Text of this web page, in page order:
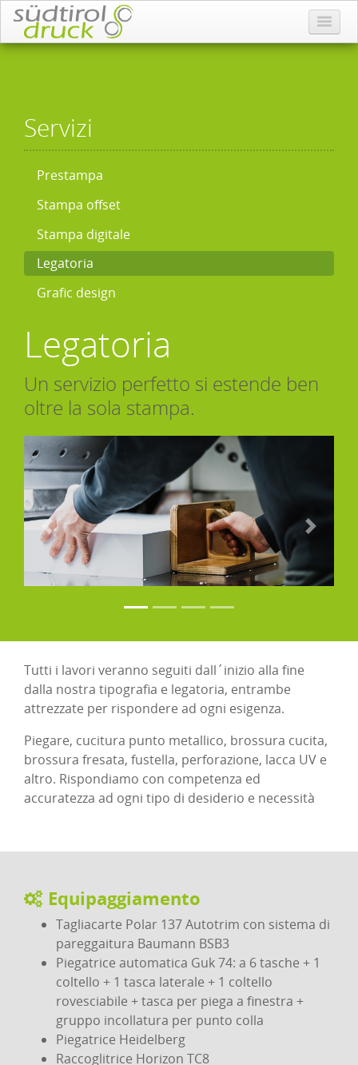
Servizi
Prestampa
Stampa offset
Stampa digitale
Legatoria
Grafic design
Legatoria
Un servizio perfetto si estende ben
oltre la sola stampa.
Tutti i lavori veranno seguiti dall´inizio alla fine
dalla nostra tipografia e legatoria, entrambe
attrezzate per rispondere ad ogni esigenza.
Piegare, cucitura punto metallico, brossura cucita,
brossura fresata, fustella, perforazione, lacca UV e
altro. Rispondiamo con competenza ed
accuratezza ad ogni tipo di desiderio e necessità
Equipaggiamento
Tagliacarte Polar 137 Autotrim con sistema di
pareggaitura Baumann BSB3
Piegatrice automatica Guk 74: a 6 tasche + 1
coltello + 1 tasca laterale + 1 coltello
rovesciabile + tasca per piega a finestra +
gruppo incollatura per punto colla
Piegatrice Heidelberg
Raccoglitrice Horizon TC8